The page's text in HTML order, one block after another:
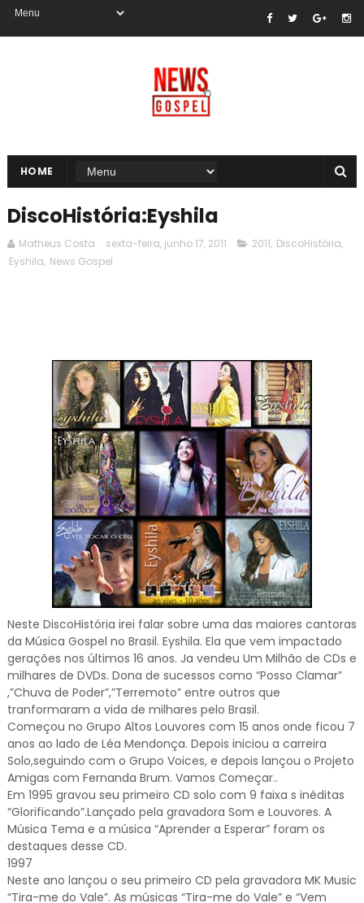
HOME
DiscoHistória:Eyshila
Matheus Costa sexta-feira, junho 17, 2011 2011, DiscoHistória,
Eyshila, News Gospel
Neste DiscoHistória irei falar sobre uma das maiores cantoras
da Música Gospel no Brasil. Eyshila. Ela que vem impactado
gerações nos últimos 16 anos. Ja vendeu Um Milhão de CDs e
milhares de DVDs. Dona de sucessos como “Posso Clamar”
,”Chuva de Poder”,”Terremoto” entre outros que
tranformaram a vida de milhares pelo Brasil.
Começou no Grupo Altos Louvores com 15 anos onde ficou 7
anos ao lado de Léa Mendonça. Depois iniciou a carreira
Solo,seguindo com o Grupo Voices, e depois lançou o Projeto
Amigas com Fernanda Brum. Vamos Começar..
Em 1995 gravou seu primeiro CD solo com 9 faixa s inéditas
“Glorificando”.Lançado pela gravadora Som e Louvores. A
Música Tema e a música “Aprender a Esperar” foram os
destaques desse CD.
1997
Neste ano lançou o seu primeiro CD pela gravadora MK Music
“Tira-me do Vale”. As músicas “Tira-me do Vale” e “Vem